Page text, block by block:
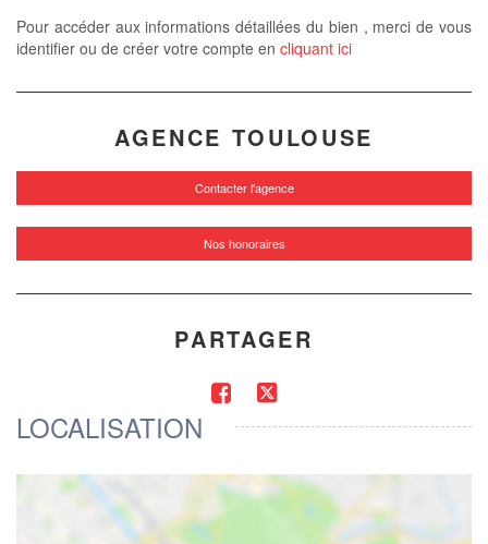
Pour accéder aux informations détaillées du bien , merci de vous
identifier ou de créer votre compte en cliquant ici
AGENCE TOULOUSE
Contacter l'agence
Nos honoraires
PARTAGER
LOCALISATION